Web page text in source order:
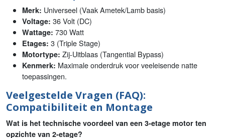
Merk: Universeel (Vaak Ametek/Lamb basis)
Voltage: 36 Volt (DC)
Wattage: 730 Watt
Etages: 3 (Triple Stage)
Motortype: Zij-Uitblaas (Tangential Bypass)
Kenmerk: Maximale onderdruk voor veeleisende natte
toepassingen.
Veelgestelde Vragen (FAQ):
Compatibiliteit en Montage
Wat is het technische voordeel van een 3-etage motor ten
opzichte van 2-etage?